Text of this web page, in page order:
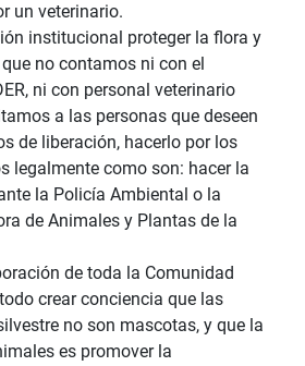
un veterinario.
institucional proteger la flora y
no contamos ni con el
ni con personal veterinario
a las personas que deseen
de liberación, hacerlo por los
legalmente como son: hacer la
la Policía Ambiental o la
de Animales y Plantas de la
de toda la Comunidad
crear conciencia que las
no son mascotas, y que la
es promover la